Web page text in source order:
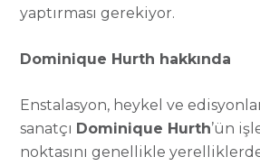
yaptırması gerekiyor.
Dominique Hurth hakkında
Enstalasyon, heykel ve
sanatçı Dominique Hurth’ün
noktasını genellikle